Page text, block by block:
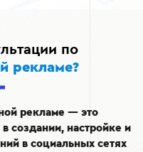
по
рекламе?
рекламе — это
создании, настройке и
в социальных сетях